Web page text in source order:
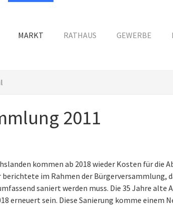
MARKT RATHAUS GEWERBE
2011
kommen ab 2018 wieder Kosten für die
im Rahmen der Bürgerversammlung,
saniert werden muss. Die 35 Jahre alte
erneuert sein. Diese Sanierung komme einem